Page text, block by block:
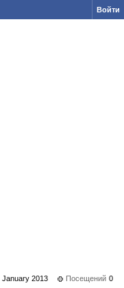
Войти
January 2013 Посещений 0